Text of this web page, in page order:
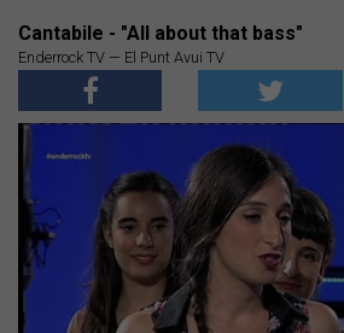
Cantabile - "All about that bass"
Enderrock TV — El Punt Avui TV